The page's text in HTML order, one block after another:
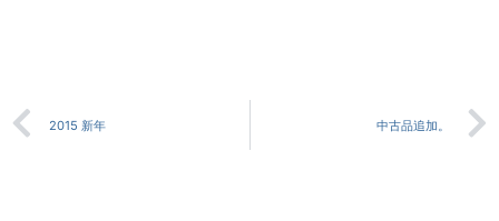
2015 新年 中古品追加。